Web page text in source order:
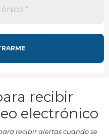
recibir
electrónico
recibir alertas cuando se